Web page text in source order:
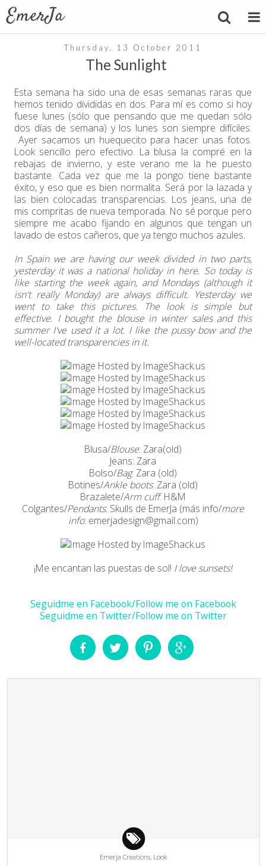
Thursday, 13 October 2011
The Sunlight
Esta semana ha sido una de esas semanas raras que
hemos tenido divididas en dos. Para mí es como si hoy
fuese lunes (sólo que pensando que me quedan sólo
dos días de semana) y los lunes son siempre difíciles.
Ayer sacamos un huequecito para hacer unas fotos.
Look sencillo pero efectivo. La blusa la compré en la
rebajas de invierno, y este verano me la he puesto
bastante. Cada vez que me la pongo tiene bastante
éxito, y eso que es bien normalita. Será por la lazada y
las bien colocadas transparencias. Los jeans, una de
mis compritas de nueva temporada. No sé porque pero
siempre me acabo fijando en algunos que tengan un
lavado de estos cañeros, que ya tengo muchos azules.
In Spain we are having our week divided in two parts,
yesterday it was a national holiday in here. So today is
like starting the week again, and Mondays (although it
isn't really Monday) are always difficult. Yesterday we
went to take this pictures. The look is simple but
effective. I bought the blouse in winter sales and this
summer I've used it a lot. I like the pussy bow and the
well-located transparencies in it.
Blusa/Blouse: Zara(old)
Jeans: Zara
Bolso/Bag: Zara (old)
Botines/Ankle boots: Zara (old)
Brazalete/Arm cuff: H&M
Colgantes/Pendants: Skulls de EmerJa (más info/more
info: emerjadesign@gmail.com)
¡Me encantan las puestas de sol! I love sunsets!
Seguidme en Facebook/Follow me on Facebook
Seguidme en Twitter/Follow me on Twitter
Emerja Creations, Look